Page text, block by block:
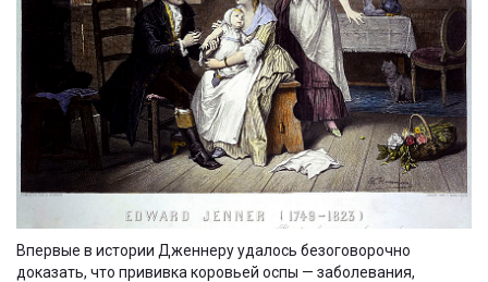
Впервые в истории Дженнеру удалось безоговорочно
доказать, что прививка коровьей оспы — заболевания,